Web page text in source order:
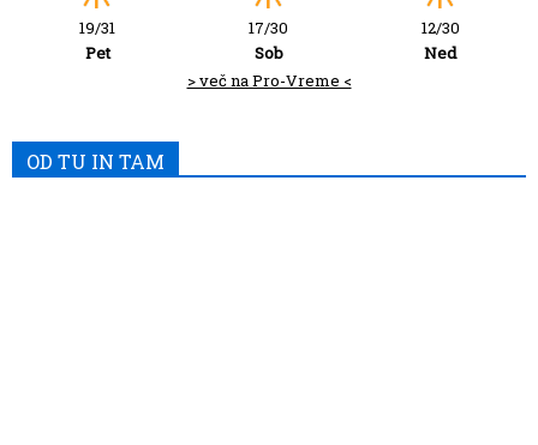
19/31
Pet
17/30
Sob
12/30
Ned
> več na Pro-Vreme <
OD TU IN TAM